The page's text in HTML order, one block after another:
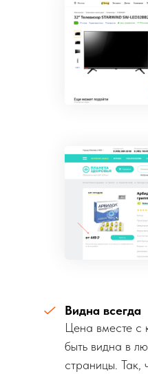
Видна всегда
Цена вместе с
быть видна в
страницы. Так,